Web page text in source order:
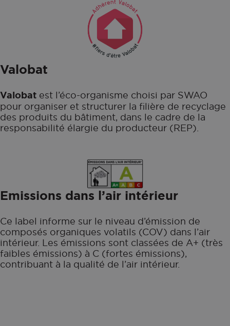
Valobat
Valobat est l’éco-organisme choisi par SWAO
pour organiser et structurer la filière de recyclage
des produits du bâtiment, dans le cadre de la
responsabilité élargie du producteur (REP).
Emissions dans l’air intérieur
Ce label informe sur le niveau d’émission de
composés organiques volatils (COV) dans l’air
intérieur. Les émissions sont classées de A+ (très
faibles émissions) à C (fortes émissions),
contribuant à la qualité de l’air intérieur.